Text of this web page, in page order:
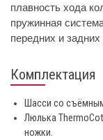
плавность хода
пружинная
передних и задних
Комплектация
Шасси со
Люлька
ножки.